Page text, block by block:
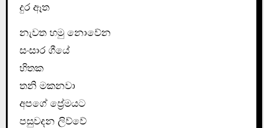
දුර ඈත
නැවත හමු නොවේන
සංසාර ගීයේ
හිතක
තනි මකනවා
අපගේ ප්‍රේමයට
පසුවදන ලිව්වේ